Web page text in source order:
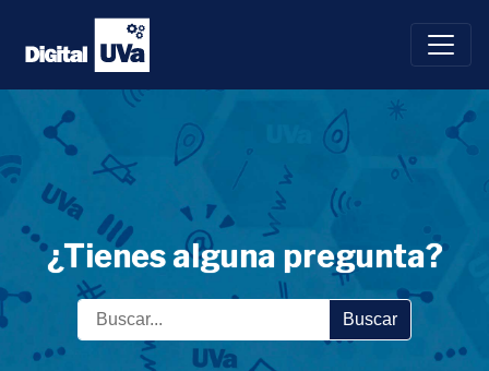
Saltar
contenido
¿Tienes alguna pregunta?
Buscar